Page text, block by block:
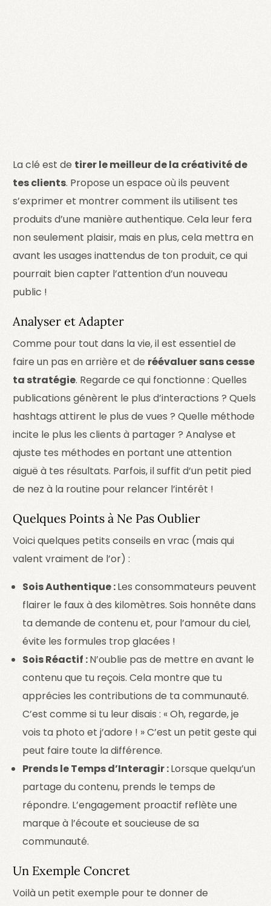
La clé est de tirer le meilleur de la créativité de
tes clients. Propose un espace où ils peuvent
s’exprimer et montrer comment ils utilisent tes
produits d’une manière authentique. Cela leur fera
non seulement plaisir, mais en plus, cela mettra en
avant les usages inattendus de ton produit, ce qui
pourrait bien capter l’attention d’un nouveau
public !
Analyser et Adapter
Comme pour tout dans la vie, il est essentiel de
faire un pas en arrière et de réévaluer sans cesse
ta stratégie. Regarde ce qui fonctionne : Quelles
publications génèrent le plus d’interactions ? Quels
hashtags attirent le plus de vues ? Quelle méthode
incite le plus les clients à partager ? Analyse et
ajuste tes méthodes en portant une attention
aiguë à tes résultats. Parfois, il suffit d’un petit pied
de nez à la routine pour relancer l’intérêt !
Quelques Points à Ne Pas Oublier
Voici quelques petits conseils en vrac (mais qui
valent vraiment de l’or) :
Sois Authentique :Les consommateurs peuvent
flairer le faux à des kilomètres. Sois honnête dans
ta demande de contenu et, pour l’amour du ciel,
évite les formules trop glacées !
Sois Réactif :N’oublie pas de mettre en avant le
contenu que tu reçois. Cela montre que tu
apprécies les contributions de ta communauté.
C’est comme si tu leur disais : « Oh, regarde, je
vois ta photo et j’adore ! » C’est un petit geste qui
peut faire toute la différence.
Prends le Temps d’Interagir :Lorsque quelqu’un
partage du contenu, prends le temps de
répondre. L’engagement proactif reflète une
marque à l’écoute et soucieuse de sa
communauté.
Un Exemple Concret
Voilà un petit exemple pour te donner de